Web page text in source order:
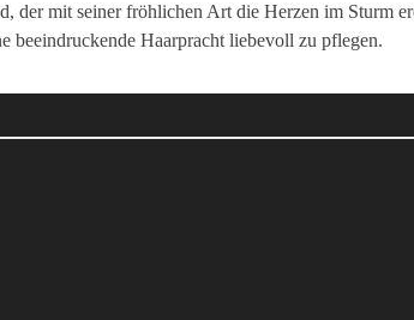
der mit seiner fröhlichen Art die Herzen im Sturm
beeindruckende Haarpracht liebevoll zu pflegen.